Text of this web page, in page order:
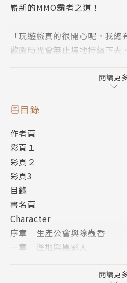
嶄新的MMO霸者之道！
「玩遊戲真的很開心呢。我
歡騰時光會無止境地持續下去
湊、組合名為【天賦】的能力
毫不在意自己為「生產公會」
才能逐漸流傳開來，各公會紛
煩不勝煩的云，決定在這股風
身前往各地圖流浪──
旅途中，云遇見兩名無視等級
家，最後還以前輩身分當上兩
此，在追求未知生產素材的過
蔽起來的「隱藏任務」──
閱讀更
目錄
作者頁
彩頁１
彩頁２
彩頁3
目錄
書名頁
Character
序章 生產公會與除蟲香
一章 溼地與黑影人
三章 特倫托與鍊金生物閱讀更